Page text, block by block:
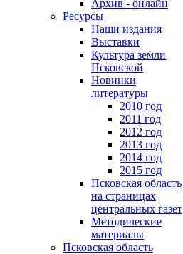
Архив - онлайн
Ресурсы
Наши издания
Выставки
Культура земли
Псковской
Новинки
литературы
2010 год
2011 год
2012 год
2013 год
2014 год
2015 год
Псковская область
на страницах
центральных газет
Методические
материалы
Псковская область